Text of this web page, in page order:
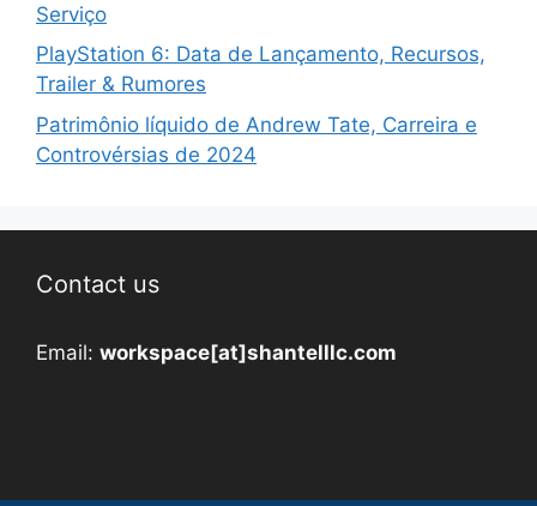
Serviço
PlayStation 6: Data de Lançamento, Recursos,
Trailer & Rumores
Patrimônio líquido de Andrew Tate, Carreira e
Controvérsias de 2024
Contact us
Email: workspace[at]shantelllc.com